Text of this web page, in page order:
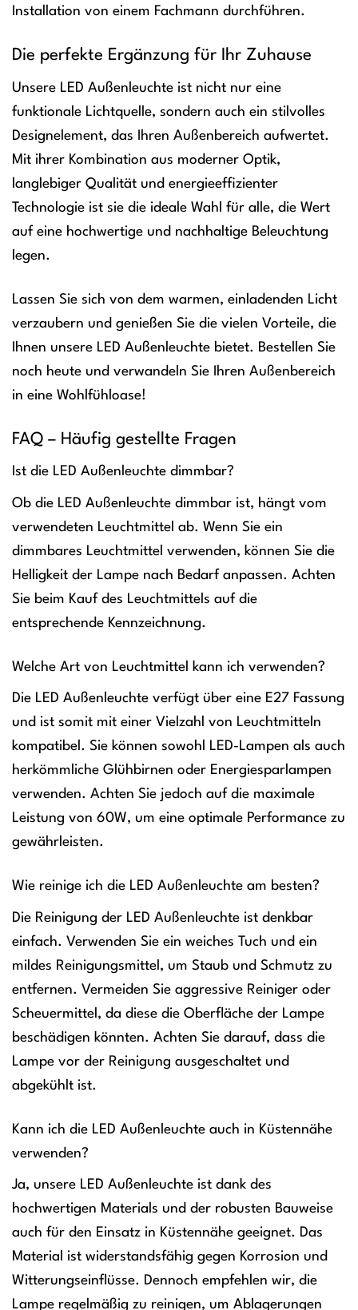
Installation von einem Fachmann durchführen.
Die perfekte Ergänzung für Ihr Zuhause
Unsere LED Außenleuchte ist nicht nur eine
funktionale Lichtquelle, sondern auch ein stilvolles
Designelement, das Ihren Außenbereich aufwertet.
Mit ihrer Kombination aus moderner Optik,
langlebiger Qualität und energieeffizienter
Technologie ist sie die ideale Wahl für alle, die Wert
auf eine hochwertige und nachhaltige Beleuchtung
legen.
Lassen Sie sich von dem warmen, einladenden Licht
verzaubern und genießen Sie die vielen Vorteile, die
Ihnen unsere LED Außenleuchte bietet. Bestellen Sie
noch heute und verwandeln Sie Ihren Außenbereich
in eine Wohlfühloase!
FAQ – Häufig gestellte Fragen
Ist die LED Außenleuchte dimmbar?
Ob die LED Außenleuchte dimmbar ist, hängt vom
verwendeten Leuchtmittel ab. Wenn Sie ein
dimmbares Leuchtmittel verwenden, können Sie die
Helligkeit der Lampe nach Bedarf anpassen. Achten
Sie beim Kauf des Leuchtmittels auf die
entsprechende Kennzeichnung.
Welche Art von Leuchtmittel kann ich verwenden?
Die LED Außenleuchte verfügt über eine E27 Fassung
und ist somit mit einer Vielzahl von Leuchtmitteln
kompatibel. Sie können sowohl LED-Lampen als auch
herkömmliche Glühbirnen oder Energiesparlampen
verwenden. Achten Sie jedoch auf die maximale
Leistung von 60W, um eine optimale Performance zu
gewährleisten.
Wie reinige ich die LED Außenleuchte am besten?
Die Reinigung der LED Außenleuchte ist denkbar
einfach. Verwenden Sie ein weiches Tuch und ein
mildes Reinigungsmittel, um Staub und Schmutz zu
entfernen. Vermeiden Sie aggressive Reiniger oder
Scheuermittel, da diese die Oberfläche der Lampe
beschädigen könnten. Achten Sie darauf, dass die
Lampe vor der Reinigung ausgeschaltet und
abgekühlt ist.
Kann ich die LED Außenleuchte auch in Küstennähe
verwenden?
Ja, unsere LED Außenleuchte ist dank des
hochwertigen Materials und der robusten Bauweise
auch für den Einsatz in Küstennähe geeignet. Das
Material ist widerstandsfähig gegen Korrosion und
Witterungseinflüsse. Dennoch empfehlen wir, die
Lampe regelmäßig zu reinigen, um Ablagerungen